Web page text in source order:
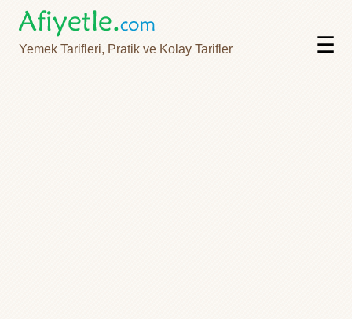
Yemek Tarifleri, Pratik ve Kolay Tarifler ☰